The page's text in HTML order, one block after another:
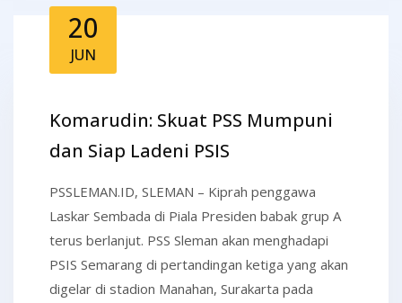
20
JUN
Komarudin: Skuat PSS Mumpuni
dan Siap Ladeni PSIS
PSSLEMAN.ID, SLEMAN – Kiprah penggawa
Laskar Sembada di Piala Presiden babak grup A
terus berlanjut. PSS Sleman akan menghadapi
PSIS Semarang di pertandingan ketiga yang akan
digelar di stadion Manahan, Surakarta pada